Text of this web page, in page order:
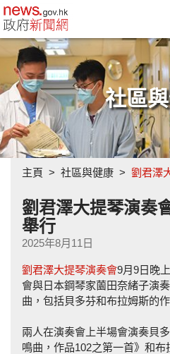
政府新聞網主頁
社區
主頁 社區與健康 劉君澤
劉君澤大提琴演奏
舉行
2025年8月11日
劉君澤大提琴演奏會9月9日晚
會與日本鋼琴家薗田奈緒子演
曲，包括貝多芬和布拉姆斯的作
兩人在演奏會上半場會演奏貝
鳴曲，作品102之第一首》和